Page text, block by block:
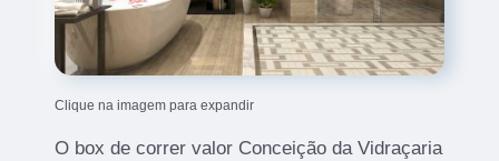
Clique na imagem para expandir
O box de correr valor Conceição da Vidraçaria